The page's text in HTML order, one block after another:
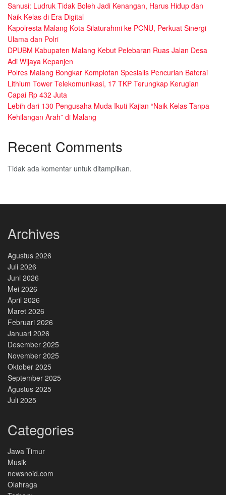
Sanusi: Ludruk Tidak Boleh Jadi Kenangan, Harus Hidup dan
Naik Kelas di Era Digital
Kapolresta Malang Kota Silaturahmi ke PCNU, Perkuat Sinergi
Ulama dan Polri
DPUBM Kabupaten Malang Kebut Pelebaran Ruas Jalan Desa
Adi Wijaya Kepanjen
Polres Malang Bongkar Komplotan Spesialis Pencurian Baterai
Lithium Tower Telekomunikasi, 17 TKP Terungkap Kerugian
Capai Rp 432 Juta
Lebih dari 130 Pengusaha Muda Ikuti Kajian “Naik Kelas Tanpa
Kehilangan Arah” di Malang
Recent Comments
Tidak ada komentar untuk ditampilkan.
Archives
Agustus 2026
Juli 2026
Juni 2026
Mei 2026
April 2026
Maret 2026
Februari 2026
Januari 2026
Desember 2025
November 2025
Oktober 2025
September 2025
Agustus 2025
Juli 2025
Categories
Jawa Timur
Musik
newsnoid.com
Olahraga